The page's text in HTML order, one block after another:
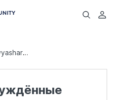
Трофеи, присуждённые kavyasharmax26